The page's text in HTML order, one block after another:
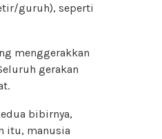
guruh), seperti
menggerakkan
gerakan
bibirnya,
itu, manusia